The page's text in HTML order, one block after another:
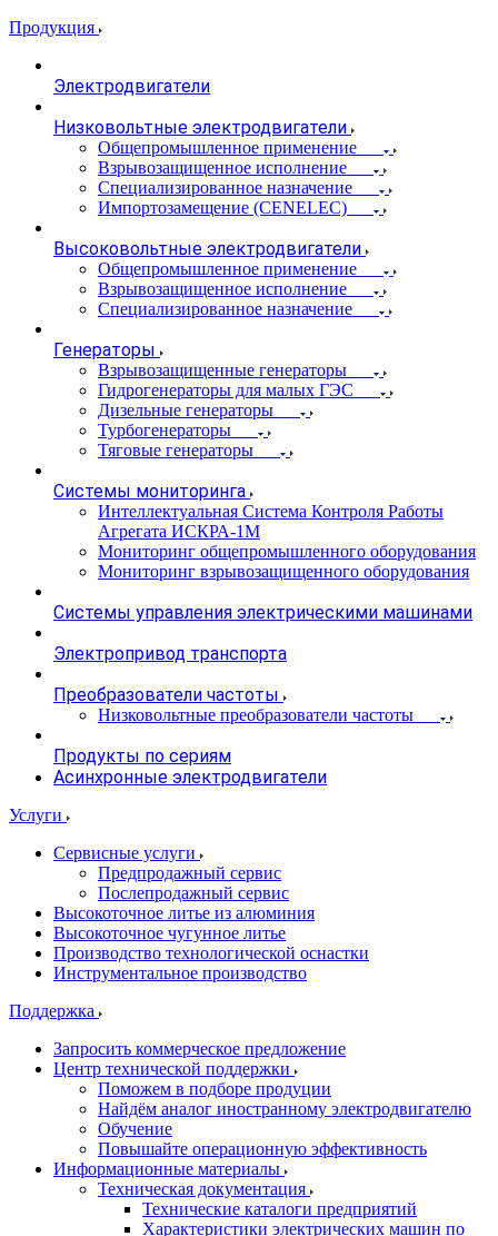
Продукция
Электродвигатели
Низковольтные электродвигатели
Общепромышленное применение
Взрывозащищенное исполнение
Специализированное назначение
Импортозамещение (CENELEC)
Высоковольтные электродвигатели
Общепромышленное применение
Взрывозащищенное исполнение
Специализированное назначение
Генераторы
Взрывозащищенные генераторы
Гидрогенераторы для малых ГЭС
Дизельные генераторы
Турбогенераторы
Тяговые генераторы
Системы мониторинга
Интеллектуальная Система Контроля Работы
Агрегата ИСКРА-1М
Мониторинг общепромышленного оборудования
Мониторинг взрывозащищенного оборудования
Системы управления электрическими машинами
Электропривод транспорта
Преобразователи частоты
Низковольтные преобразователи частоты
Продукты по сериям
Асинхронные электродвигатели
Услуги
Сервисные услуги
Предпродажный сервис
Послепродажный сервис
Высокоточное литье из алюминия
Высокоточное чугунное литье
Производство технологической оснастки
Инструментальное производство
Поддержка
Запросить коммерческое предложение
Центр технической поддержки
Поможем в подборе продуции
Найдём аналог иностранному электродвигателю
Обучение
Повышайте операционную эффективность
Информационные материалы
Техническая документация
Технические каталоги предприятий
Характеристики электрических машин по